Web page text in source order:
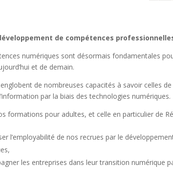
de compétences
numériques sont désormais fondamentales
et de demain.
de nombreuses capacités à savoir celles
par la biais des technologies numériques.
formations pour adultes, et celle en particulier de
l’employabilité de nos recrues par le
les entreprises dans leur transition numérique